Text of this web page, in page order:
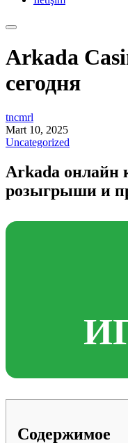
Arkada
сегодня
tncmrl
Mart 10, 2025
Uncategorized
Arkada онлайн
розыгрыши и
Содержимое